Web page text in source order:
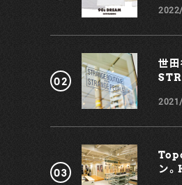
インスピレーションに、時
者の毎日を、より良く、便利
ションを生み出します。 トポロジーは、50種類以上のスト
のできる新たなコレクショ
ズ システム）』を発表。フラ
Wares Systemの1,000通り
お好みに合わせたバッグや
を、ワークショップ的に実
のほか、バックパック、トー
心としたアクセサリーコレ
インナップをご覧いただくことがで
Flagship Shop】
世
ン